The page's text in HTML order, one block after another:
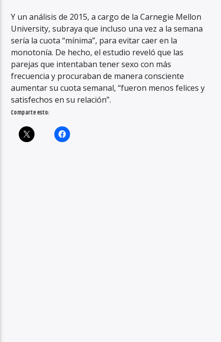
Y un análisis de 2015, a cargo de la Carnegie Mellon
University, subraya que incluso una vez a la semana
sería la cuota “mínima”, para evitar caer en la
monotonía. De hecho, el estudio reveló que las
parejas que intentaban tener sexo con más
frecuencia y procuraban de manera consciente
aumentar su cuota semanal, “fueron menos felices y
satisfechos en su relación”.
Comparte esto: